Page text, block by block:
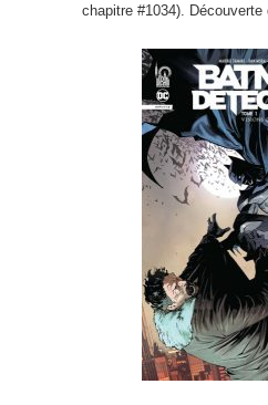
chapitre #1034). Découverte